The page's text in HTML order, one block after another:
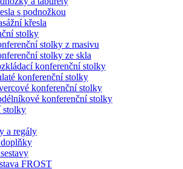
s podnožkou
křesla
stolky
stolky z masivu
stolky ze skla
konferenční stolky
konferenční stolky
konferenční stolky
konferenční stolky
stolky
a regály
FROST